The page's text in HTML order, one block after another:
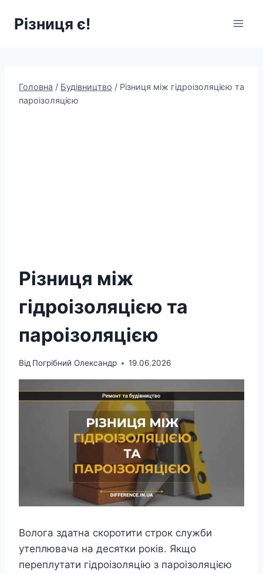
Різниця є!
Головна / Будівництво / Різниця між гідроізоляцією та
пароізоляцією
Різниця між
гідроізоляцією та
пароізоляцією
Від Погрібний Олександр 19.06.2026
Волога здатна скоротити строк служби
утеплювача на десятки років. Якщо
переплутати гідроізоляцію з пароізоляцією